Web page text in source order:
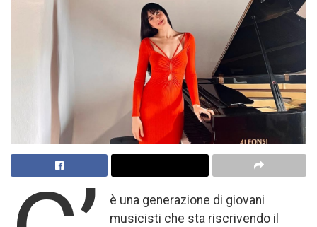
è una generazione di giovani
musicisti che sta riscrivendo il